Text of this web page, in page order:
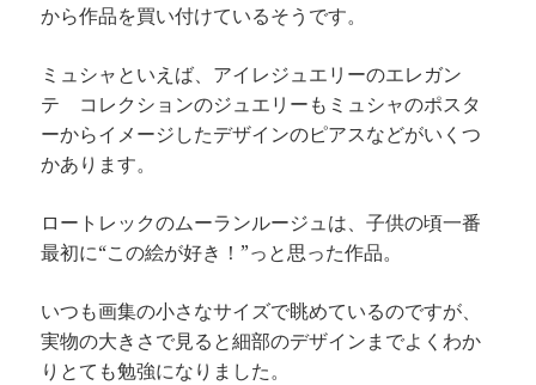
から作品を買い付けているそうです。
ミュシャといえば、アイレジュエリーのエレガン
テ コレクションのジュエリーもミュシャのポスタ
ーからイメージしたデザインのピアスなどがいくつ
かあります。
ロートレックのムーランルージュは、子供の頃一番
最初に“この絵が好き！”っと思った作品。
いつも画集の小さなサイズで眺めているのですが、
実物の大きさで見ると細部のデザインまでよくわか
りとても勉強になりました。